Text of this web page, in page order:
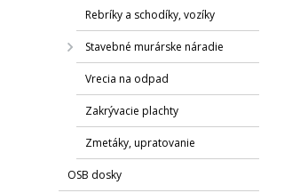
Rebríky a schodíky, vozíky
Stavebné murárske náradie
Vrecia na odpad
Zakrývacie plachty
Zmetáky, upratovanie
OSB dosky